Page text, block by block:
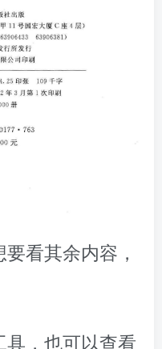
看其余内容，
，也可以查看